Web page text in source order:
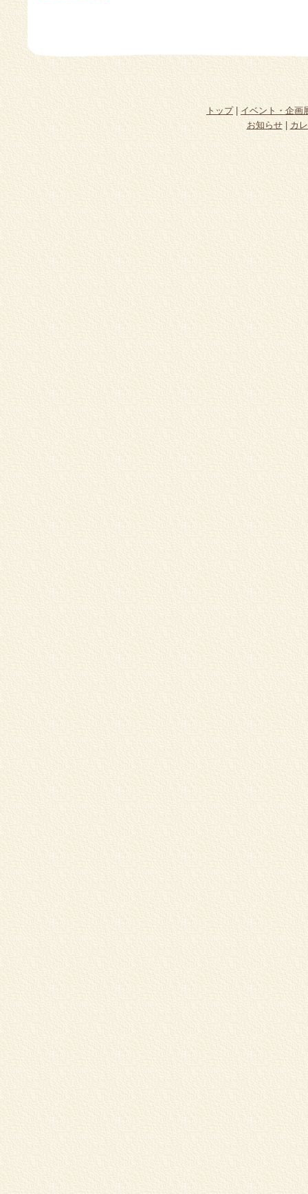
トップ|イベント・企画
お知らせ|カ